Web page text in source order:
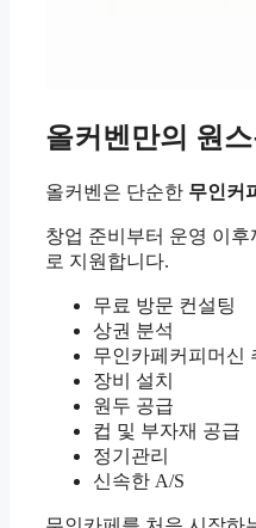
올커벤만의 원
올커벤은 단순한 무인커
창업 준비부터 운영 이
로 지원합니다.
무료 방문 컨설팅
상권 분석
무인카페커피머신
장비 설치
원두 공급
컵 및 부자재 공급
정기관리
신속한 A/S